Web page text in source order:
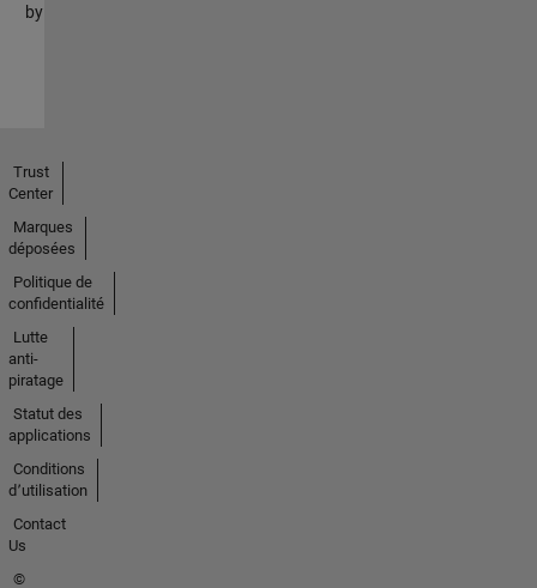
by
Trust
Center
Marques
déposées
Politique de
confidentialité
Lutte
anti-
piratage
Statut des
applications
Conditions
d՚utilisation
Contact
Us
©